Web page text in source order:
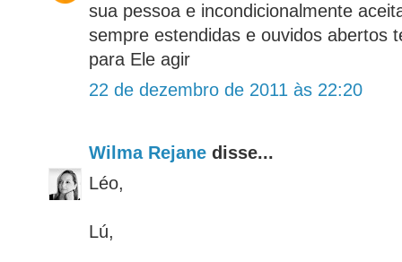
sua pessoa e incondicionalmente
sempre estendidas e ouvidos abertos
para Ele agir
22 de dezembro de 2011 às 22:20
Wilma Rejane disse...
Léo,
Lú,